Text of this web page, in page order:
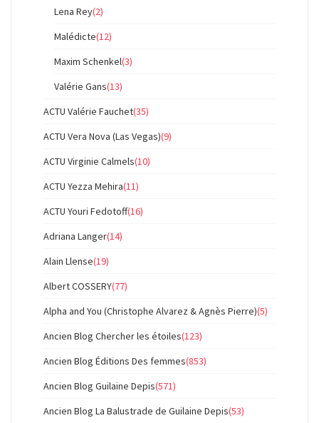
Lena Rey(2)
Malédicte(12)
Maxim Schenkel(3)
Valérie Gans(13)
ACTU Valérie Fauchet(35)
ACTU Vera Nova (Las Vegas)(9)
ACTU Virginie Calmels(10)
ACTU Yezza Mehira(11)
ACTU Youri Fedotoff(16)
Adriana Langer(14)
Alain Llense(19)
Albert COSSERY(77)
Alpha and You (Christophe Alvarez & Agnès Pierre)(5)
Ancien Blog Chercher les étoiles(123)
Ancien Blog Éditions Des femmes(853)
Ancien Blog Guilaine Depis(571)
Ancien Blog La Balustrade de Guilaine Depis(53)